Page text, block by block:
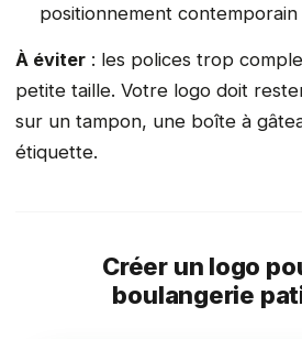
positionnement contemporain
À éviter : les polices trop
petite taille. Votre logo doit
sur un tampon, une boîte à
étiquette.
Créer un logo
boulangerie